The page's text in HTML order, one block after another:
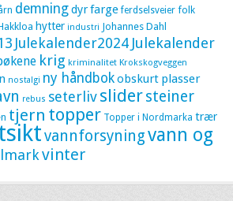
demningdyrfarge ferdselsveier folk
hytter industri Johannes Dahl
Julekalender2024 Julekalender
krig kriminalitet Krokskogveggen
nostalgi ny håndbokobskurt plasser
rebus seterlivslidersteiner
tjern topper Topper i Nordmarka trær
vannforsyningvann og
vinter